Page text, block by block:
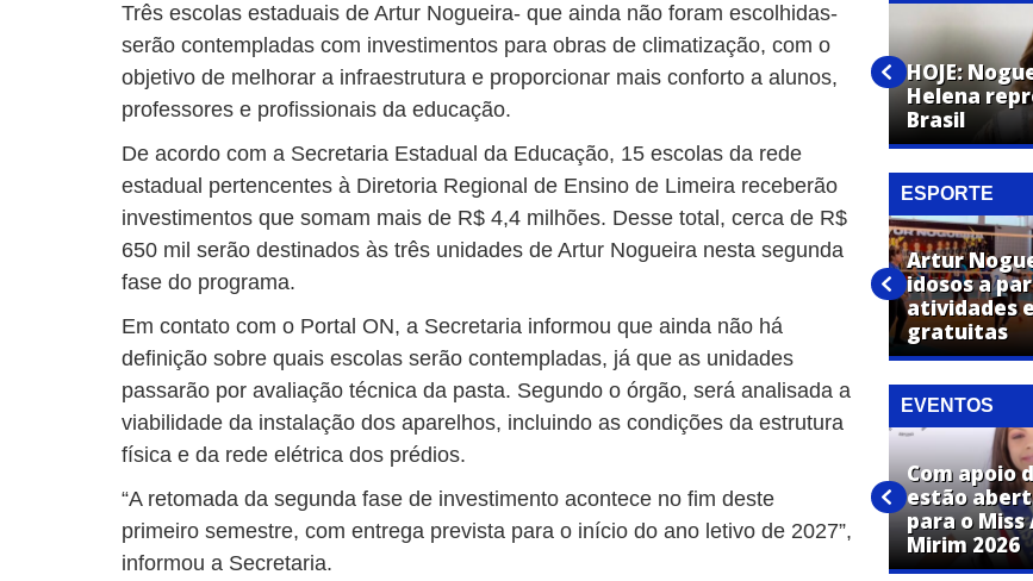
Três escolas estaduais de Artur Nogueira- que ainda não foram escolhidas-
serão contempladas com investimentos para obras de climatização, com o
objetivo de melhorar a infraestrutura e proporcionar mais conforto a alunos,
professores e profissionais da educação.
De acordo com a Secretaria Estadual da Educação, 15 escolas da rede
estadual pertencentes à Diretoria Regional de Ensino de Limeira receberão
investimentos que somam mais de R$ 4,4 milhões. Desse total, cerca de R$
650 mil serão destinados às três unidades de Artur Nogueira nesta segunda
fase do programa.
Em contato com o Portal ON, a Secretaria informou que ainda não há
definição sobre quais escolas serão contempladas, já que as unidades
passarão por avaliação técnica da pasta. Segundo o órgão, será analisada a
viabilidade da instalação dos aparelhos, incluindo as condições da estrutura
física e da rede elétrica dos prédios.
“A retomada da segunda fase de investimento acontece no fim deste
primeiro semestre, com entrega prevista para o início do ano letivo de 2027”,
informou a Secretaria.
1º ChamaArtur reúne
capoeiristas de diferentes
HOJE:
Helena
Brasil
ESPORTE
voleibol feminino
Artur
idosos a
atividades
gratuitas
EVENTOS
Expo Artur confirma show de
Panda em Artur Nogueira
Com apoio
estão
para o
Mirim 2026